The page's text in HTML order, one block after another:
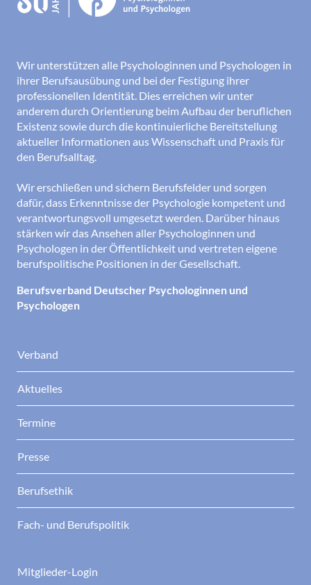
Wir unterstützen alle Psychologinnen und Psychologen in
ihrer Berufsausübung und bei der Festigung ihrer
professionellen Identität. Dies erreichen wir unter
anderem durch Orientierung beim Aufbau der beruflichen
Existenz sowie durch die kontinuierliche Bereitstellung
aktueller Informationen aus Wissenschaft und Praxis für
den Berufsalltag.
Wir erschließen und sichern Berufsfelder und sorgen
dafür, dass Erkenntnisse der Psychologie kompetent und
verantwortungsvoll umgesetzt werden. Darüber hinaus
stärken wir das Ansehen aller Psychologinnen und
Psychologen in der Öffentlichkeit und vertreten eigene
berufspolitische Positionen in der Gesellschaft.
Berufsverband Deutscher Psychologinnen und
Psychologen
Verband
Aktuelles
Termine
Presse
Berufsethik
Fach- und Berufspolitik
Mitglieder-Login